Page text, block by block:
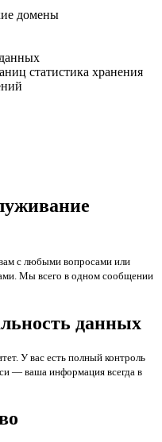
домены
статистика хранения
с любыми вопросами или
Мы всего в одном сообщении
данных
У вас есть полный контроль
— ваша информация всегда в